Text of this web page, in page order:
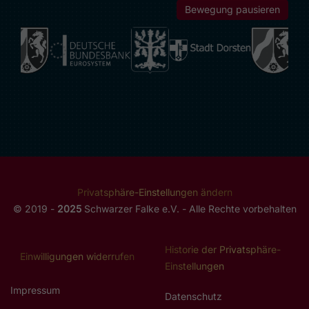
Partner- und Unterstützer-Logos
Bewegung pausieren
Privatsphäre-Einstellungen ändern
© 2019 - 2025Schwarzer Falke e.V. - Alle Rechte vorbehalten
Einwilligungen widerrufen
Impressum
Historie der Privatsphäre-
Einstellungen
Datenschutz